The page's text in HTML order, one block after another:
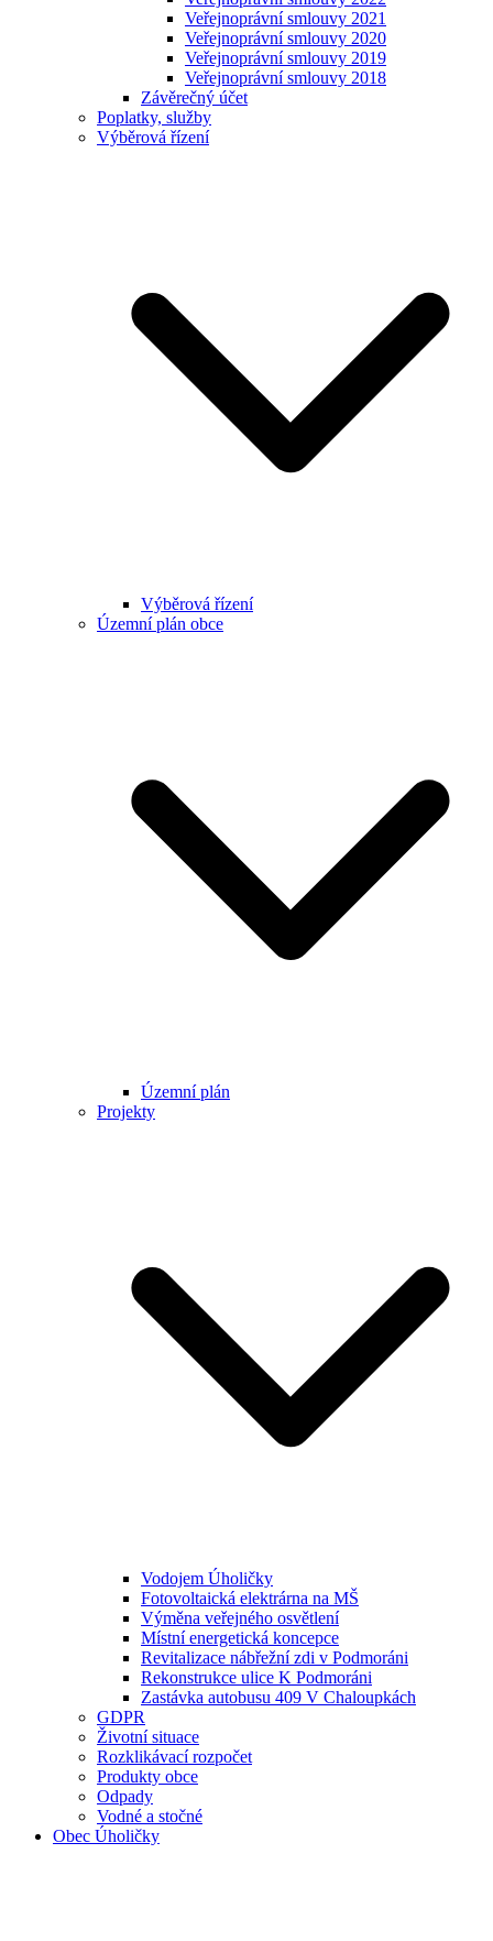
Veřejnoprávní smlouvy 2021
Veřejnoprávní smlouvy 2020
Veřejnoprávní smlouvy 2019
Veřejnoprávní smlouvy 2018
Závěrečný účet
Poplatky, služby
Výběrová řízení
Výběrová řízení
Územní plán obce
Územní plán
Projekty
Vodojem Úholičky
Fotovoltaická elektrárna na MŠ
Výměna veřejného osvětlení
Místní energetická koncepce
Revitalizace nábřežní zdi v Podmoráni
Rekonstrukce ulice K Podmoráni
Zastávka autobusu 409 V Chaloupkách
GDPR
Životní situace
Rozklikávací rozpočet
Produkty obce
Odpady
Vodné a stočné
Obec Úholičky